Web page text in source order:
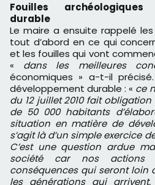
Fouilles
durable
Le maire a ensuite rappelé
tout d’abord en ce qui
et les fouilles qui vont
« dans les meilleures
économiques » a-t-il
développement durable : « ce
du 12 juillet 2010 fait
de 50 000 habitants
situation en matière de
s’agit là d’un simple exercice
C’est une question ardue
société car nos actions
conséquences qui seront loin
les générations qui